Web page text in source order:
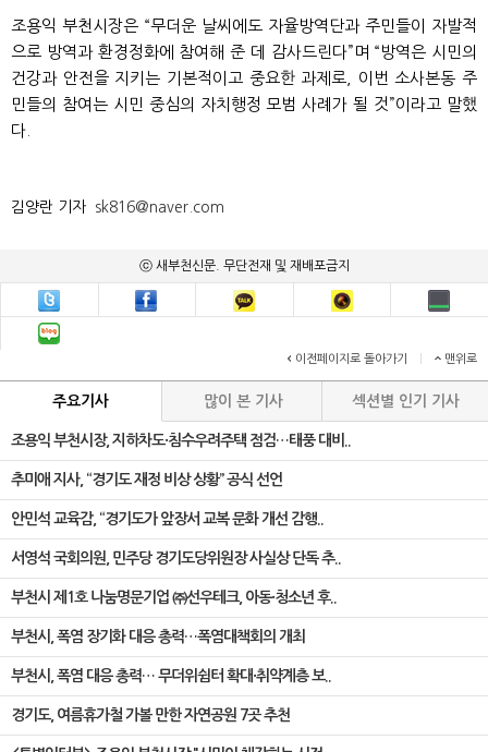
조용익 부천시장은 “무더운 날씨에도 자율방역단과 주민들이 자발적
으로 방역과 환경정화에 참여해 준 데 감사드린다”며 “방역은 시민의
건강과 안전을 지키는 기본적이고 중요한 과제로, 이번 소사본동 주
민들의 참여는 시민 중심의 자치행정 모범 사례가 될 것”이라고 말했
다.
김양란 기자 sk816@naver.com
ⓒ 새부천신문. 무단전재 및 재배포금지
이전페이지로 돌아가기 맨위로
주요기사 많이 본 기사 섹션별 인기 기사
조용익 부천시장, 지하차도·침수우려주택 점검…태풍 대비..
추미애 지사, “경기도 재정 비상 상황” 공식 선언
안민석 교육감, “경기도가 앞장서 교복 문화 개선 감행..
서영석 국회의원, 민주당 경기도당위원장 사실상 단독 추..
부천시 제1호 나눔명문기업 ㈜선우테크, 아동·청소년 후..
부천시, 폭염 장기화 대응 총력…폭염대책회의 개최
부천시, 폭염 대응 총력… 무더위쉼터 확대·취약계층 보..
경기도, 여름휴가철 가볼 만한 자연공원 7곳 추천